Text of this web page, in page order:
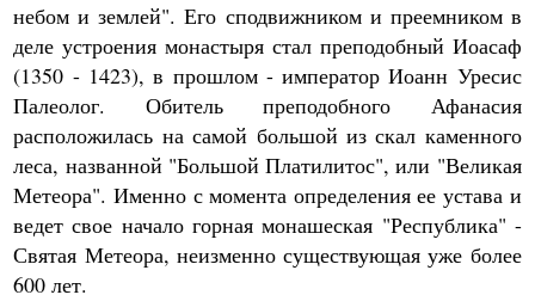
небом и землей". Его сподвижником и преемником в
деле устроения монастыря стал преподобный Иоасаф
(1350 - 1423), в прошлом - император Иоанн Уресис
Палеолог. Обитель преподобного Афанасия
расположилась на самой большой из скал каменного
леса, названной "Большой Платилитос", или "Великая
Метеора". Именно с момента определения ее устава и
ведет свое начало горная монашеская "Республика" -
Святая Метеора, неизменно существующая уже более
600 лет.